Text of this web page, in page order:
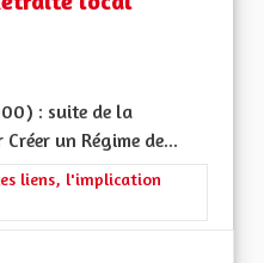
: suite de la
un Régime de...
: Les solidarités, les soins
liens, l'implication